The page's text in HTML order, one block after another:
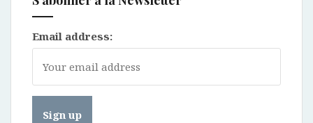
Email address: